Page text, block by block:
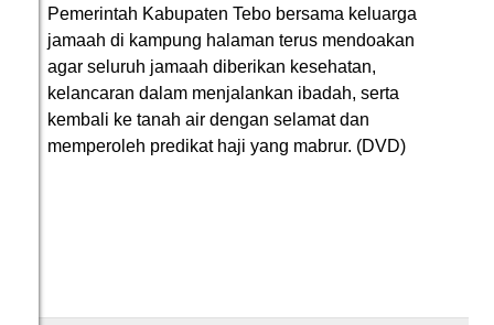
Pemerintah Kabupaten Tebo bersama keluarga
jamaah di kampung halaman terus mendoakan
agar seluruh jamaah diberikan kesehatan,
kelancaran dalam menjalankan ibadah, serta
kembali ke tanah air dengan selamat dan
memperoleh predikat haji yang mabrur. (DVD)